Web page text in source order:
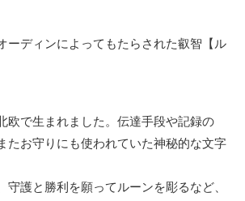
ーディンによってもたらされた叡智【ル
欧で生まれました。伝達手段や記録の
たお守りにも使われていた神秘的な文字
守護と勝利を願ってルーンを彫るなど、